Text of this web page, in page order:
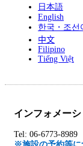
日本語
English
한국・조선
中文
Filipino
Tiếng Việt
インフォメー
Tel: 06-6773-